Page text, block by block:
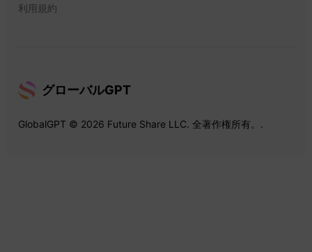
利用規約
グローバルGPT
GlobalGPT © 2026 Future Share LLC. 全著作権所有。.